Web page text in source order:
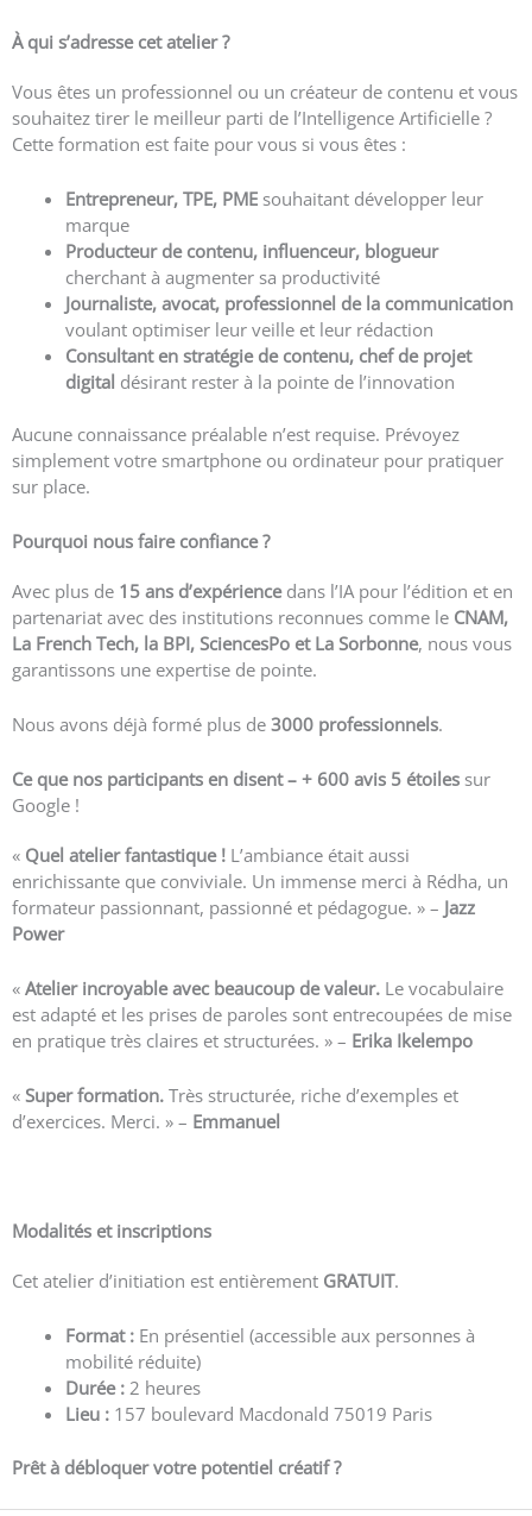
À qui s’adresse cet atelier ?
Vous êtes un professionnel ou un créateur de contenu et vous
souhaitez tirer le meilleur parti de l’Intelligence Artificielle ?
Cette formation est faite pour vous si vous êtes :
Entrepreneur, TPE, PME souhaitant développer leur
marque
Producteur de contenu, influenceur, blogueur
cherchant à augmenter sa productivité
Journaliste, avocat, professionnel de la communication
voulant optimiser leur veille et leur rédaction
Consultant en stratégie de contenu, chef de projet
digital désirant rester à la pointe de l’innovation
Aucune connaissance préalable n’est requise. Prévoyez
simplement votre smartphone ou ordinateur pour pratiquer
sur place.
Pourquoi nous faire confiance ?
Avec plus de 15 ans d’expériencedans l’IA pour l’édition et en
partenariat avec des institutions reconnues comme le CNAM,
La French Tech, la BPI, SciencesPo et La Sorbonne, nous vous
garantissons une expertise de pointe.
Nous avons déjà formé plus de 3000 professionnels.
Ce que nos participants en disent – + 600 avis 5 étoiles sur
Google !
« Quel atelier fantastique ! L’ambiance était aussi
enrichissante que conviviale. Un immense merci à Rédha, un
formateur passionnant, passionné et pédagogue. » – Jazz
Power
« Atelier incroyable avec beaucoup de valeur. Le vocabulaire
est adapté et les prises de paroles sont entrecoupées de mise
en pratique très claires et structurées. » – Erika Ikelempo
« Super formation. Très structurée, riche d’exemples et
d’exercices. Merci. » – Emmanuel
Modalités et inscriptions
Cet atelier d’initiation est entièrement GRATUIT.
Format : En présentiel (accessible aux personnes à
mobilité réduite)
Durée : 2 heures
Lieu : 157 boulevard Macdonald 75019 Paris
Prêt à débloquer votre potentiel créatif ?